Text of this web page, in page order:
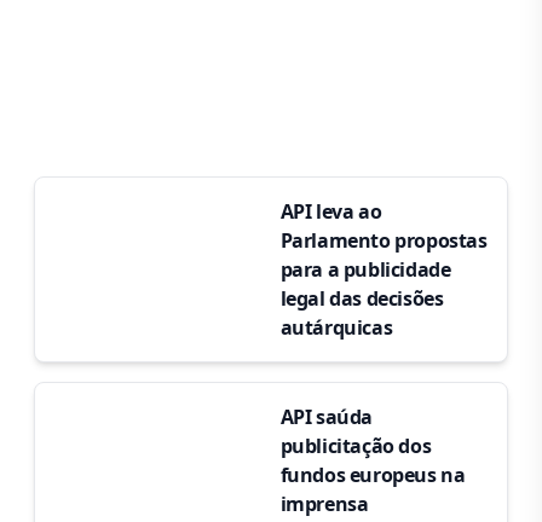
API leva ao
Parlamento propostas
para a publicidade
legal das decisões
autárquicas
API saúda
publicitação dos
fundos europeus na
imprensa